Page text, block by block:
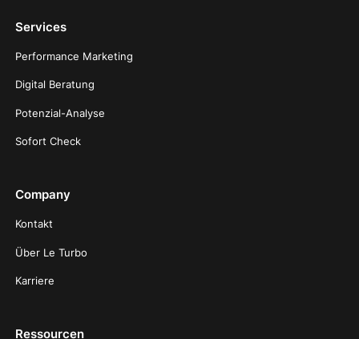
Services
Performance Marketing
Digital Beratung
Potenzial-Analyse
Sofort Check
Company
Kontakt
Über Le Turbo
Karriere
Ressourcen